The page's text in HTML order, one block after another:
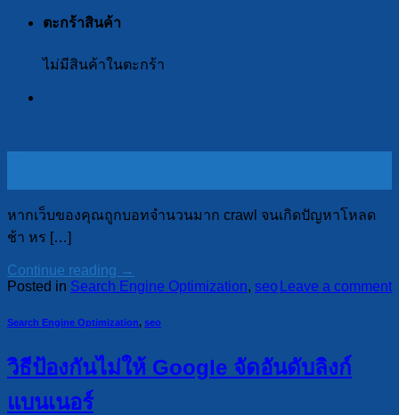
ตะกร้าสินค้า
ไม่มีสินค้าในตะกร้า
หากเว็บของคุณถูกบอทจำนวนมาก crawl จนเกิดปัญหาโหลด
ช้า หร […]
Continue reading →
Posted in Search Engine Optimization, seo Leave a comment
Search Engine Optimization, seo
วิธีป้องกันไม่ให้ Google จัดอันดับลิงก์
แบนเนอร์